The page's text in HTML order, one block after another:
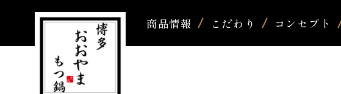
商品情報 こだわり コンセプト